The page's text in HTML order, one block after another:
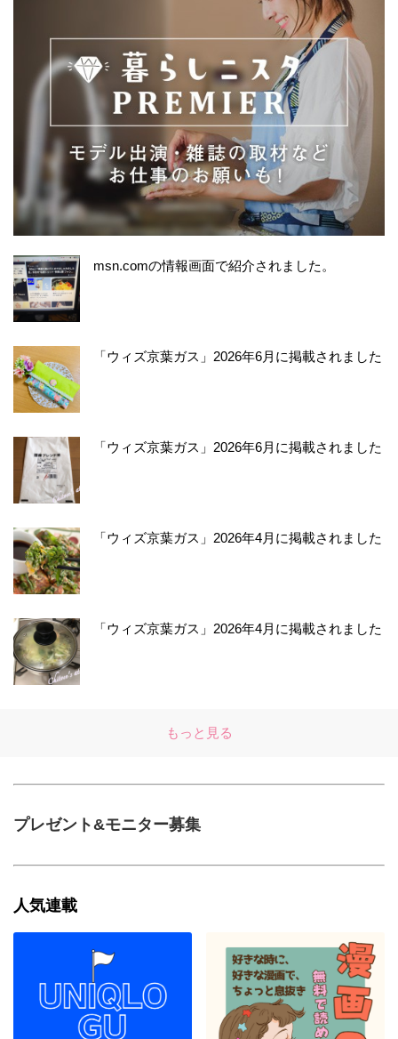
おおじりさん、おはようございます♡(*^o^*)朝か
らすみません〜(^^;; こちらのクモの巣カッコ可愛
い〜〜（≧∇≦）♡しかもワイヤーと毛糸でできる
んですね♪ 実は昨日うちでは、お月見泥棒というハ
ロウィンみたいな地元行事の日で。お菓子を家の
前に出して子供達がこっそり？取りに行くという
(*^^*)で、我が家もお菓子を置く台とか飾りをちょ
こっとしたのですが、こちらのおおじりさんのク
モの巣も作って、一緒に飾りたかったなぁ〜っ
な！作ってみたくてウズウズ（笑） ワイヤーデコ
れます( ´ ▽ ` )ﾉ またお邪魔しますね！今日も楽し
だしく1日が過ぎてしまい、作れずじまいで終
ょうね〜。 蜘蛛の巣、ぜひ来年に〜。ワイヤー
aiaiさんも素敵な1日を♡
2016年9月13日 20:30
こんにちは 蜘蛛の巣かわいいですね ワイヤ-があ
rakurakuさん、こんばんは〜♪( ´▽｀) 嬉しいコ
メントありがとうございます。これまた、なん
となく作って出来上がったもので、お褒めのお
言葉を頂く程では…お恥ずかしい限りです…
σ(^_^;) 蜘蛛の巣、rakurakuさんの手にかかれ
msn.comの情報画面で紹介されました。
「ウィズ京葉ガス」2026年6月に掲載されました
「ウィズ京葉ガス」2026年6月に掲載されました
「ウィズ京葉ガス」2026年4月に掲載されました
「ウィズ京葉ガス」2026年4月に掲載されました
もっと見る
プレゼント&モニター募集
人気連載